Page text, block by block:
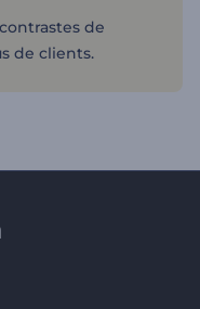
de
de clients.